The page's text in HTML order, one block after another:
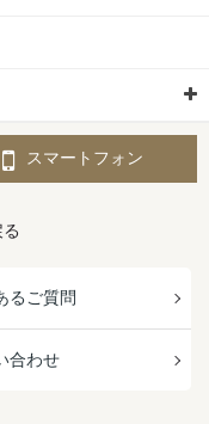
スマートフォン
るご質問
合わせ